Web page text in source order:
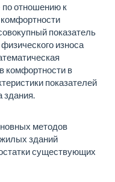
по отношению к
показатель
износа
комфорт­ности в
показате­лей
здания.
методов
зданий
существующих